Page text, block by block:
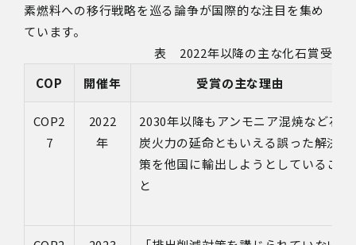
素燃料への移行戦略を巡る論争が国際的な注目を集め
ています。
表 2022年以降の主な化石賞受賞
COP
開催年 受賞の主な理由
COP2
7
2022
年
2030年以降もアンモニア混焼など石
炭火力の延命ともいえる誤った解決
策を他国に輸出しようとしているこ
と